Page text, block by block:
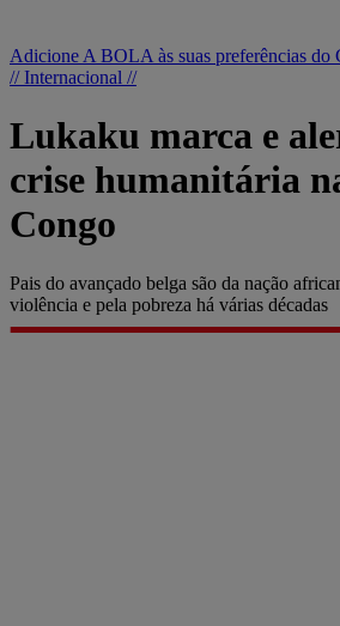
Adicione A BOLA às suas preferências do
// Internacional //
Lukaku marca e
crise humanitária
Congo
Pais do avançado belga são da nação
violência e pela pobreza há várias décadas